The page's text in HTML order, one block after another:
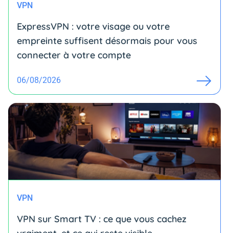
VPN
ExpressVPN : votre visage ou votre
empreinte suffisent désormais pour vous
connecter à votre compte
06/08/2026
VPN
VPN sur Smart TV : ce que vous cachez